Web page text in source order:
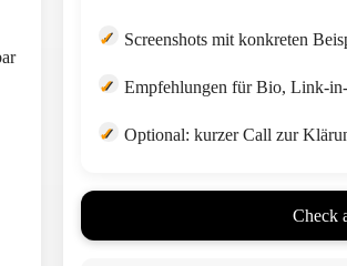
✓ Screenshots mit konkreten
✓ Empfehlungen für Bio, Link-
✓ Optional: kurzer Call zur
Check